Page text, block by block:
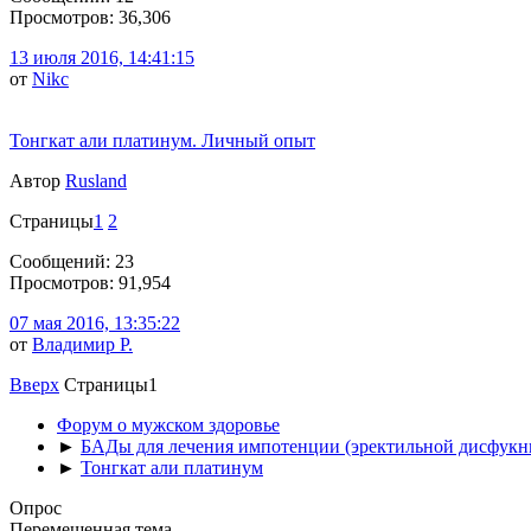
Просмотров: 36,306
13 июля 2016, 14:41:15
от Nikc
Тонгкат али платинум. Личный опыт
Автор Rusland
Страницы1 2
Сообщений: 23
Просмотров: 91,954
07 мая 2016, 13:35:22
от Владимир Р.
Вверх Страницы1
Форум о мужском здоровье
► БАДы для лечения импотенции (эректильной
► Тонгкат али платинум
Опрос